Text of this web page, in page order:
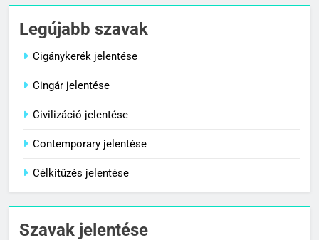
Céltudatos jelentése
8
Centenárium jelentése
1
Cigánykerék jelentése
C BETŰS SZAVAK JELENTÉSE
Legújabb szavak
Cigánykerék jelentése
Cingár jelentése
Civilizáció jelentése
Contemporary jelentése
Célkitűzés jelentése
Szavak jelentése